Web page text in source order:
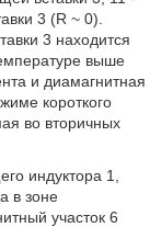
3 (R ~ 0).
3 находится
выше
и диамагнитная
короткого
во вторичных
индуктора 1,
в зоне
участок 6